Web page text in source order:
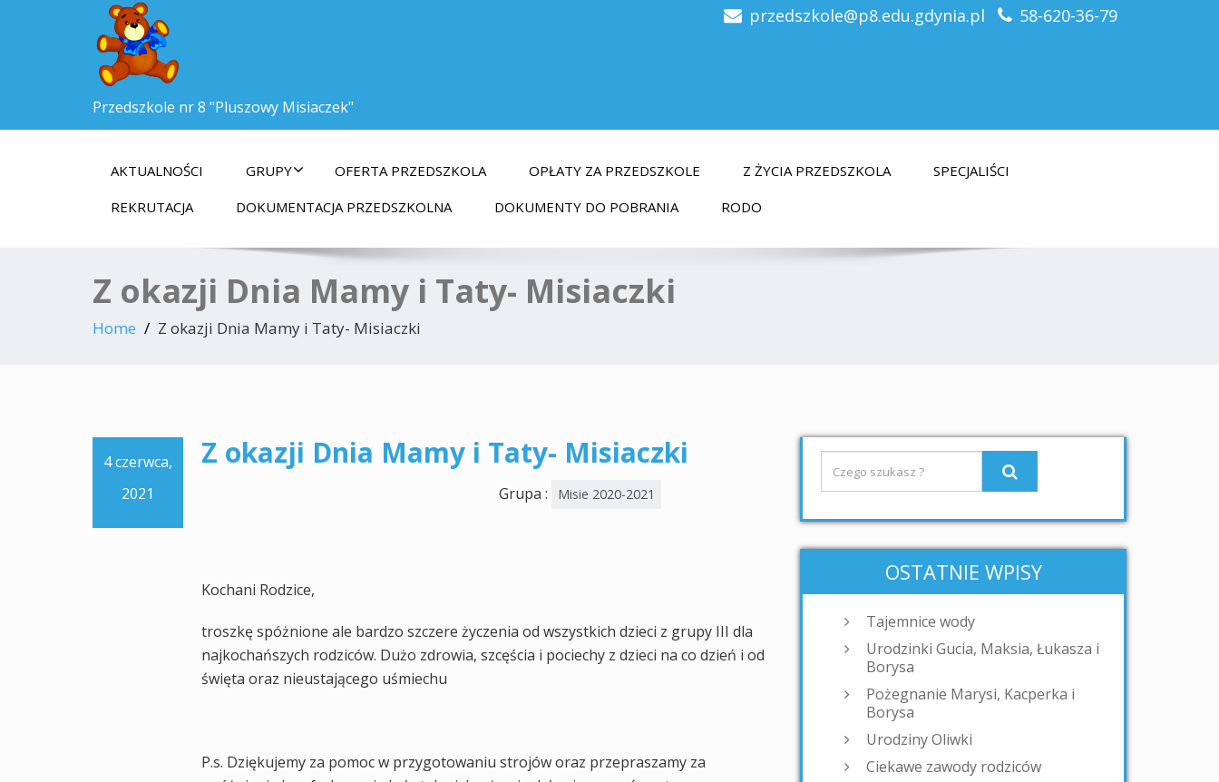
Przedszkole nr 8 "Pluszowy Misiaczek"
przedszkole@p8.edu.gdynia.pl 58-620-36-79
AKTUALNOŚCI GRUPY OFERTA PRZEDSZKOLA OPŁATY ZA PRZEDSZKOLE Z ŻYCIA PRZEDSZKOLA
SPECJALIŚCI
REKRUTACJA
DOKUMENTACJA PRZEDSZKOLNA DOKUMENTY DO POBRANIA RODO
Z okazji Dnia Mamy i Taty- Misiaczki
Home Z okazji Dnia Mamy i Taty- Misiaczki
4 czerwca,
2021
Z okazji Dnia Mamy i Taty- Misiaczki
Grupa : Misie 2020-2021
Kochani Rodzice,
troszkę spóżnione ale bardzo szczere życzenia od wszystkich dzieci z grupy III dla
najkochańszych rodziców. Dużo zdrowia, szcęścia i pociechy z dzieci na co dzień i od
święta oraz nieustającego uśmiechu
P.s. Dziękujemy za pomoc w przygotowaniu strojów oraz przepraszamy za
OSTATNIE WPISY
Tajemnice wody
Urodzinki Gucia, Maksia, Łukasza i
Borysa
Pożegnanie Marysi, Kacperka i
Borysa
Urodziny Oliwki
Ciekawe zawody rodziców